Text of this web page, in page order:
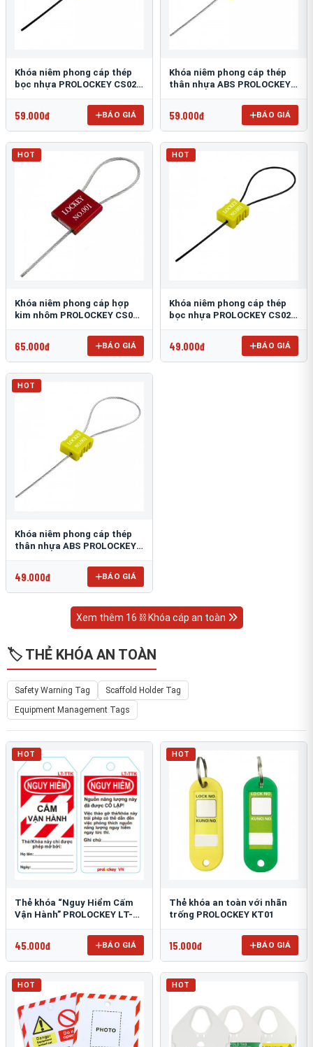
Khóa niêm phong cáp thép
bọc nhựa PROLOCKEY CS02-
59.000đ BÁO GIÁ
Khóa niêm phong cáp thép
thân nhựa ABS PROLOCKEY
59.000đ BÁO GIÁ
HOT
Khóa niêm phong cáp hợp
kim nhôm PROLOCKEY CS01-
65.000đ BÁO GIÁ
HOT
Khóa niêm phong cáp thép
bọc nhựa PROLOCKEY CS02-
49.000đ BÁO GIÁ
HOT
Khóa niêm phong cáp thép
thân nhựa ABS PROLOCKEY
49.000đ BÁO GIÁ
Xem thêm 16 ⛓ Khóa cáp an toàn
🏷️ THẺ KHÓA AN TOÀN
Safety Warning Tag
Scaffold Holder Tag
Equipment Management Tags
HOT
Thẻ khóa “Nguy Hiểm Cấm
Vận Hành” PROLOCKEY LT-
45.000đ BÁO GIÁ
HOT
Thẻ khóa an toàn với nhãn
trống PROLOCKEY KT01
15.000đ BÁO GIÁ
HOT HOT